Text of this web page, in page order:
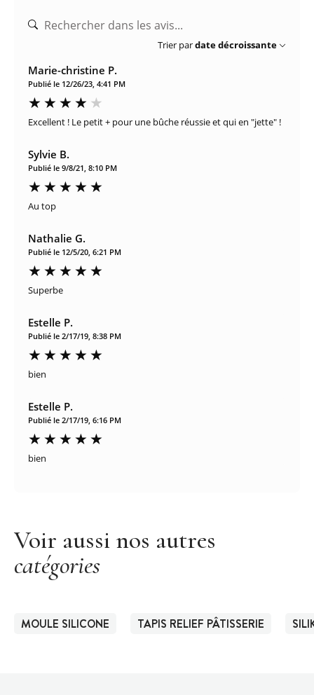
Trier pardate décroissante
Marie-christine P.
Publié le 12/26/23, 4:41 PM
Excellent ! Le petit + pour une bûche réussie et qui en "jette" !
Sylvie B.
Publié le 9/8/21, 8:10 PM
Au top
Nathalie G.
Publié le 12/5/20, 6:21 PM
Superbe
Estelle P.
Publié le 2/17/19, 8:38 PM
bien
Estelle P.
Publié le 2/17/19, 6:16 PM
bien
Voir aussi nos autres
catégories
MOULE SILICONE TAPIS RELIEF PÂTISSERIE